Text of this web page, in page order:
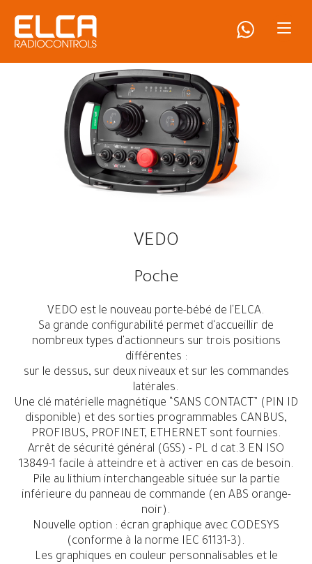
VEDO
Poche
VEDO est le nouveau porte-bébé de l'ELCA.
Sa grande configurabilité permet d'accueillir de
nombreux types d'actionneurs sur trois positions
différentes :
sur le dessus, sur deux niveaux et sur les commandes
latérales.
Une clé matérielle magnétique “SANS CONTACT” (PIN ID
disponible) et des sorties programmables CANBUS,
PROFIBUS, PROFINET, ETHERNET sont fournies.
Arrêt de sécurité général (GSS) - PL d cat.3 EN ISO
13849-1 facile à atteindre et à activer en cas de besoin.
Pile au lithium interchangeable située sur la partie
inférieure du panneau de commande (en ABS orange-
noir).
Nouvelle option : écran graphique avec CODESYS
(conforme à la norme IEC 61131-3).
Les graphiques en couleur personnalisables et le